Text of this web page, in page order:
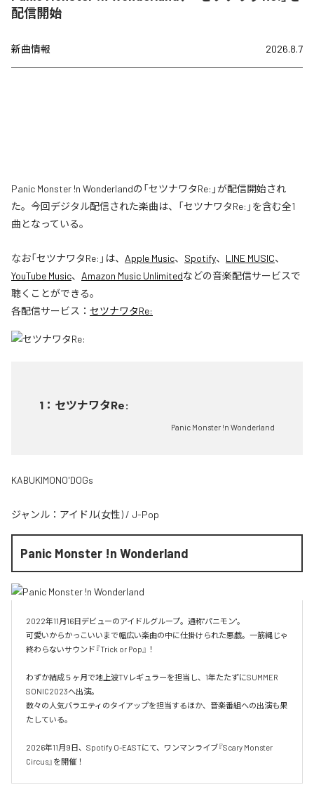
配信開始
新曲情報 2026.8.7
Panic Monster !n Wonderlandの「セツナワタRe:」が配信開始され
た。今回デジタル配信された楽曲は、「セツナワタRe:」を含む全1
曲となっている。
なお「セツナワタRe: 」は、 Apple Music、 Spotify、 LINE MUSIC、
YouTube Music、 Amazon Music Unlimitedなどの音楽配信サービスで
聴くことができる。
各配信サービス： セツナワタRe:
1 ： セツナワタRe:
Panic Monster !n Wonderland
KABUKIMONO'DOGs
ジャンル： アイドル(女性) / J-Pop
Panic Monster !n Wonderland
2022年11月16日デビューのアイドルグループ。通称"パニモン"。
可愛いからかっこいいまで幅広い楽曲の中に仕掛けられた悪戯。一筋縄じゃ
終わらないサウンド『Trick or Pop』！
わずか結成５ヶ月で地上波TVレギュラーを担当し、1年たたずにSUMMER
SONIC2023へ出演。
数々の人気バラエティのタイアップを担当するほか、音楽番組への出演も果
たしている。
2026年11月9日、Spotify O-EASTにて、ワンマンライブ『Scary Monster
Circus』を開催！